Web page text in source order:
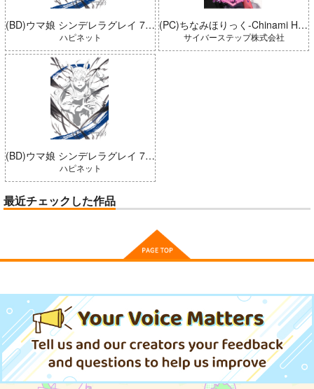
(BD)ウマ娘 シンデレラグレイ 7 豪華版 (とらのあな限定版)
ハピネット
(BD)ウマ娘 シンデレラグレイ 7 豪華版
ハピネット
(PC)ちなみほりっく-Chinami Holic 特典付き 限定ボックス
サイバーステップ株式会社
最近チェックした作品